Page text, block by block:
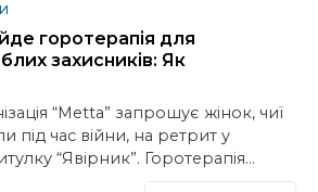
горотерапія для
захисників: Як
“Metta” запрошує жінок, чиї
під час війни, на ретрит у
“Явірник”. Горотерапія…